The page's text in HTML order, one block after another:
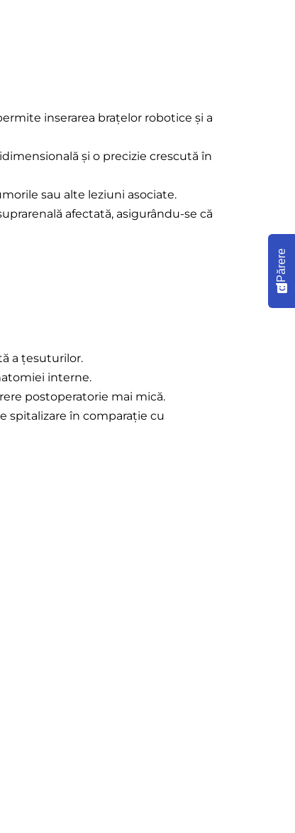
inserarea brațelor robotice și a
și o precizie crescută în
sau alte leziuni asociate.
afectată, asigurându-se că
a țesuturilor.
interne.
postoperatorie mai mică.
spitalizare în comparație cu
Părere